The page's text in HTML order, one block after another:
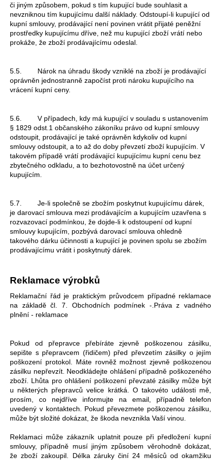
či jiným způsobem, pokud s tím kupující bude souhlasit a
nevzniknou tím kupujícímu další náklady. Odstoupí-li kupující od
kupní smlouvy, prodávající není povinen vrátit přijaté peněžní
prostředky kupujícímu dříve, než mu kupující zboží vrátí nebo
prokáže, že zboží prodávajícímu odeslal.
5.5. Nárok na úhradu škody vzniklé na zboží je prodávající
oprávněn jednostranně započíst proti nároku kupujícího na
vrácení kupní ceny.
5.6. V případech, kdy má kupující v souladu s ustanovením
§ 1829 odst.1 občanského zákoníku právo od kupní smlouvy
odstoupit, prodávající je také oprávněn kdykoliv od kupní
smlouvy odstoupit, a to až do doby převzetí zboží kupujícím. V
takovém případě vrátí prodávající kupujícímu kupní cenu bez
zbytečného odkladu, a to bezhotovostně na účet určený
kupujícím.
5.7. Je-li společně se zbožím poskytnut kupujícímu dárek,
je darovací smlouva mezi prodávajícím a kupujícím uzavřena s
rozvazovací podmínkou, že dojde-li k odstoupení od kupní
smlouvy kupujícím, pozbývá darovací smlouva ohledně
takového dárku účinnosti a kupující je povinen spolu se zbožím
prodávajícímu vrátit i poskytnutý dárek.
Reklamace výrobků
Reklamační řád je praktickým průvodcem případné reklamace
na základě čl. 7. Obchodních podmínek -.Práva z vadného
plnění - reklamace
Pokud od přepravce přebíráte zjevně poškozenou zásilku,
sepište s přepravcem (řidičem) před převzetím zásilky o jejím
poškození protokol. Máte rovněž možnost zjevně poškozenou
zásilku nepřevzít. Neodkládejte ohlášení případně poškozeného
zboží. Lhůta pro ohlášení poškození převzaté zásilky může být
u některých přepravců velice krátká. O takovéto události mě,
prosím, co nejdříve informujte na email, případně telefon
uvedený v kontaktech. Pokud převezmete poškozenou zásilku,
může být složité dokázat, že škoda nevznikla Vaší vinou.
Reklamaci může zákazník uplatnit pouze při předložení kupní
smlouvy, případně musí jiným způsobem věrohodně dokázat,
že zboží zakoupil. Délka záruky činí 24 měsíců od okamžiku
1
890
Kč